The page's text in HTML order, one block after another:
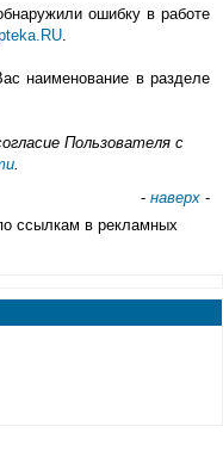
ошибку в работе
наименование в разделе
Пользователя с
- наверх -
ссылкам в рекламных